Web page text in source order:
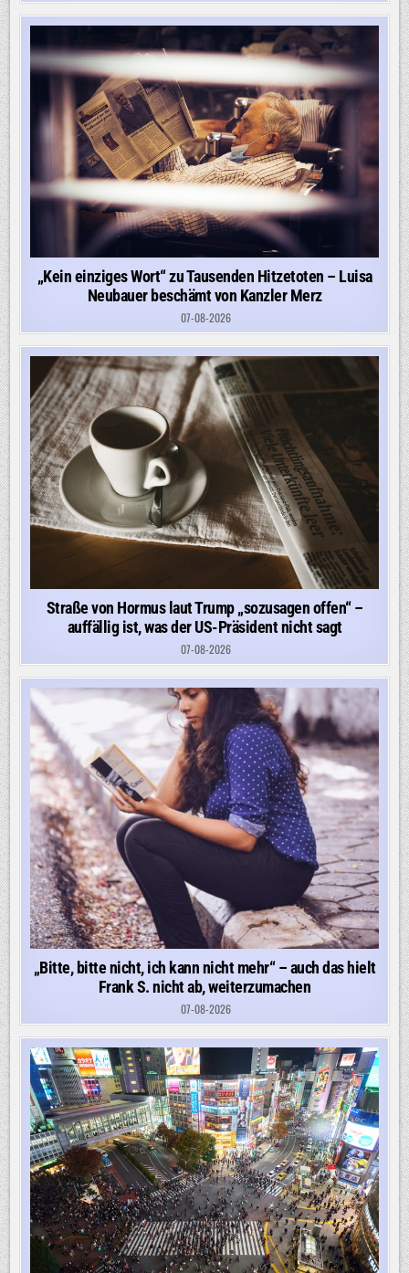
„Kein einziges Wort“ zu Tausenden Hitzetoten – Luisa
Neubauer beschämt von Kanzler Merz
07-08-2026
Straße von Hormus laut Trump „sozusagen offen“ –
auffällig ist, was der US-Präsident nicht sagt
07-08-2026
„Bitte, bitte nicht, ich kann nicht mehr“ – auch das hielt
Frank S. nicht ab, weiterzumachen
07-08-2026